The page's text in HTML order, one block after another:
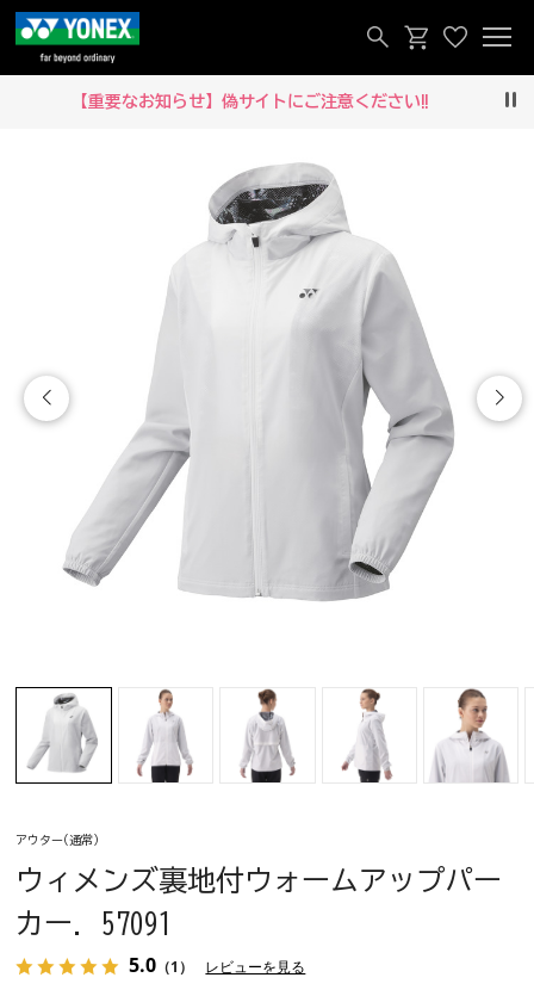
【重要なお知らせ】偽サイトにご注意ください‼
アウター(通常)
ウィメンズ裏地付ウォームアップパー
カー. 57091
5.0 （1） レビューを見る